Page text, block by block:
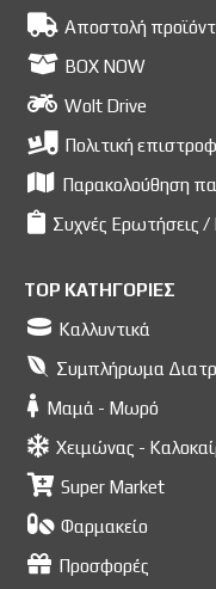
Αποστολή
BOX NOW
Wolt Drive
Πολιτική
Παρακολούθηση
Συχνές Ερωτήσεις /
TOP ΚΑΤΗΓΟΡΙΕΣ
Καλλυντικά
Συμπλήρωμα
Μαμά - Μωρό
Χειμώνας -
Super Market
Φαρμακείο
Προσφορές